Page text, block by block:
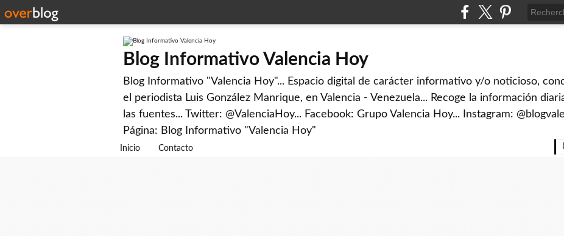
Blog Informativo Valencia Hoy
Blog Informativo "Valencia Hoy"... Espacio digital de carácter informativo y/o noticioso,
el periodista Luis González Manrique, en Valencia - Venezuela... Recoge la información
las fuentes... Twitter: @ValenciaHoy... Facebook: Grupo Valencia Hoy... Instagram:
Página: Blog Informativo "Valencia Hoy"
Inicio Contacto